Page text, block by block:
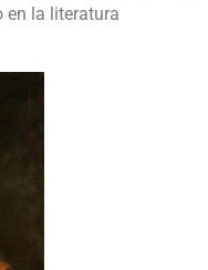
en la literatura